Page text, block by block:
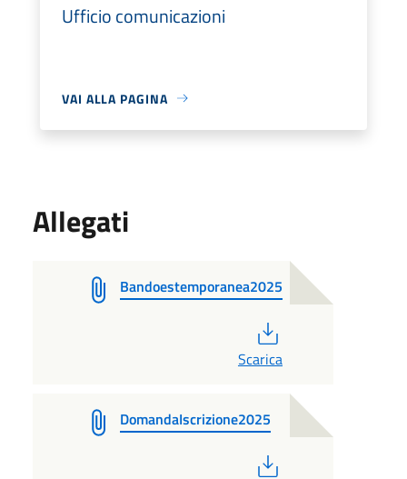
Ufficio comunicazioni
VAI ALLA PAGINA
Allegati
Bandoestemporanea2025
Scarica
DomandaIscrizione2025